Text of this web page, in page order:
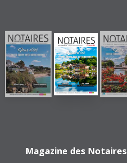
Magazine des Notaires